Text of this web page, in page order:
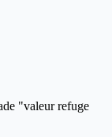
"valeur refuge